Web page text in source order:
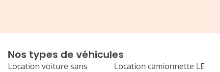
recommande fortement cette agence
revenir !
Merci à eux
Nos types de véhicules
Location voiture sans
Location camionnette LE